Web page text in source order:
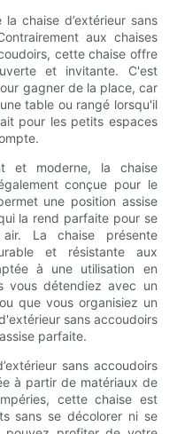
chaise d’extérieur sans
aux chaises
cette chaise offre
et invitante. C'est
gagner de la place, car
table ou rangé lorsqu'il
pour les petits espaces
et moderne, la chaise
conçue pour le
une position assise
la rend parfaite pour se
La chaise présente
et résistante aux
à une utilisation en
vous détendiez avec un
que vous organisiez un
sans accoudoirs
parfaite.
sans accoudoirs
à partir de matériaux de
cette chaise est
sans se décolorer ni se